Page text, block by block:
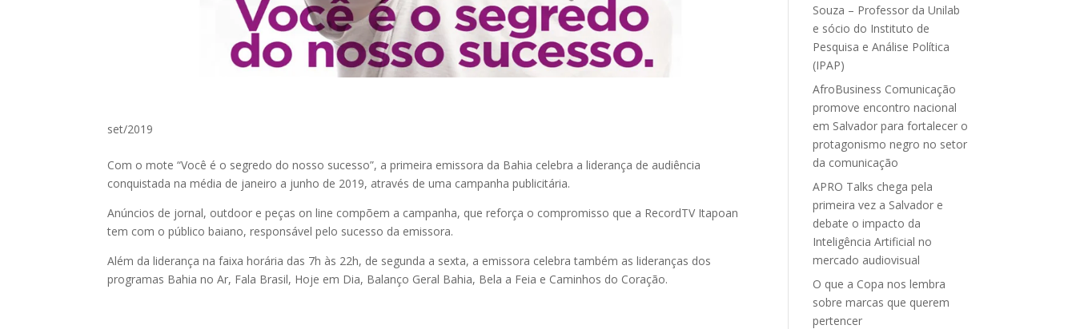
set/2019
Com o mote “Você é o segredo do nosso sucesso”, a primeira emissora da Bahia celebra a liderança de audiência
conquistada na média de janeiro a junho de 2019, através de uma campanha publicitária.
Anúncios de jornal, outdoor e peças on line compõem a campanha, que reforça o compromisso que a RecordTV Itapoan
tem com o público baiano, responsável pelo sucesso da emissora.
Além da liderança na faixa horária das 7h às 22h, de segunda a sexta, a emissora celebra também as lideranças dos
programas Bahia no Ar, Fala Brasil, Hoje em Dia, Balanço Geral Bahia, Bela a Feia e Caminhos do Coração.
Souza – Professor da Unilab
e sócio do Instituto de
Pesquisa e Análise Política
(IPAP)
AfroBusiness Comunicação
promove encontro nacional
em Salvador para fortalecer o
protagonismo negro no setor
da comunicação
APRO Talks chega pela
primeira vez a Salvador e
debate o impacto da
Inteligência Artificial no
mercado audiovisual
O que a Copa nos lembra
sobre marcas que querem
pertencer